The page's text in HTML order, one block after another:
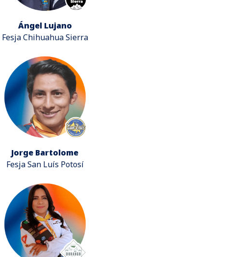
Ángel Lujano
Fesja Chihuahua Sierra
Jorge Bartolome
Fesja San Luís Potosí